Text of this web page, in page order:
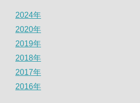
2024年
2020年
2019年
2018年
2017年
2016年